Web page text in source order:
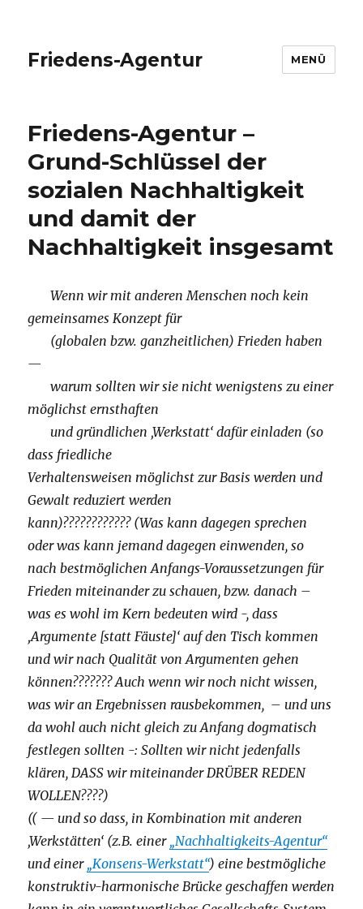
Friedens-Agentur MENÜ
Friedens-Agentur –
Grund-Schlüssel der
sozialen Nachhaltigkeit
und damit der
Nachhaltigkeit insgesamt
Wenn wir mit anderen Menschen noch kein
gemeinsames Konzept für
(globalen bzw. ganzheitlichen) Frieden haben
—
warum sollten wir sie nicht wenigstens zu einer
möglichst ernsthaften
und gründlichen ‚Werkstatt‘ dafür einladen (so
dass friedliche
Verhaltensweisen möglichst zur Basis werden und
Gewalt reduziert werden
kann)???????????? (Was kann dagegen sprechen
oder was kann jemand dagegen einwenden, so
nach bestmöglichen Anfangs-Voraussetzungen für
Frieden miteinander zu schauen, bzw. danach –
was es wohl im Kern bedeuten wird -, dass
‚Argumente [statt Fäuste]‘ auf den Tisch kommen
und wir nach Qualität von Argumenten gehen
können??????? Auch wenn wir noch nicht wissen,
was wir an Ergebnissen rausbekommen, – und uns
da wohl auch nicht gleich zu Anfang dogmatisch
festlegen sollten -: Sollten wir nicht jedenfalls
klären, DASS wir miteinander DRÜBER REDEN
WOLLEN????)
(( — und so dass, in Kombination mit anderen
‚Werkstätten‘ (z.B. einer „Nachhaltigkeits-Agentur“
und einer „Konsens-Werkstatt“) eine bestmögliche
konstruktiv-harmonische Brücke geschaffen werden